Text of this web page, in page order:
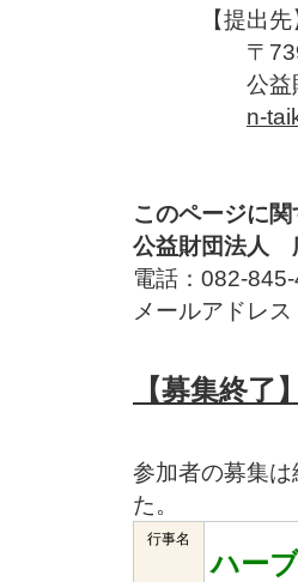
【提出先
〒739-
公益財団法
n-
このページに
公益財団法人
電話：082-
メールアドレ
【募集終
参加者の募集
た。
行事名
ハー